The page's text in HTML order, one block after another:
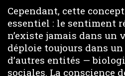
Cependant, cette
essentiel : le sentiment
n’existe jamais dans un
déploie toujours dans
d’autres entités —
sociales. La conscience